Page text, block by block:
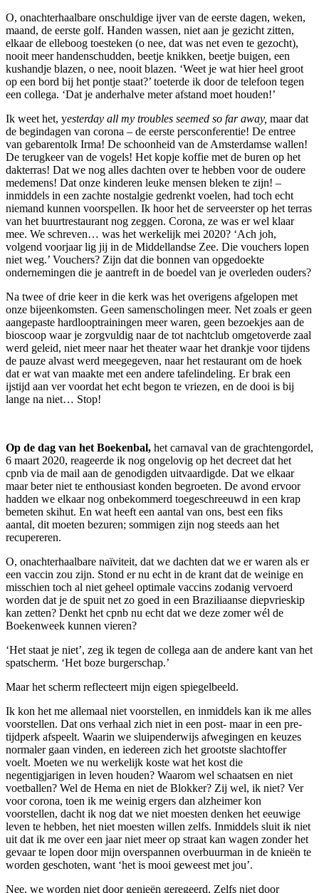
O, onachterhaalbare onschuldige ijver van de eerste dagen, weken,
maand, de eerste golf. Handen wassen, niet aan je gezicht zitten,
elkaar de elleboog toesteken (o nee, dat was net even te gezocht),
nooit meer handenschudden, beetje knikken, beetje buigen, een
kushandje blazen, o nee, nooit blazen. ‘Weet je wat hier heel groot
op een bord bij het pontje staat?’ toeterde ik door de telefoon tegen
een collega. ‘Dat je anderhalve meter afstand moet houden!’
Ik weet het, yesterday all my troubles seemed so far away, maar dat
de begindagen van corona – de eerste persconferentie! De entree
van gebarentolk Irma! De schoonheid van de Amsterdamse wallen!
De terugkeer van de vogels! Het kopje koffie met de buren op het
dakterras! Dat we nog alles dachten over te hebben voor de oudere
medemens! Dat onze kinderen leuke mensen bleken te zijn! –
inmiddels in een zachte nostalgie gedrenkt voelen, had toch echt
niemand kunnen voorspellen. Ik hoor het de serveerster op het terras
van het buurtrestaurant nog zeggen. Corona, ze was er wel klaar
mee. We schreven… was het werkelijk mei 2020? ‘Ach joh,
volgend voorjaar lig jij in de Middellandse Zee. Die vouchers lopen
niet weg.’ Vouchers? Zijn dat die bonnen van opgedoekte
ondernemingen die je aantreft in de boedel van je overleden ouders?
Na twee of drie keer in die kerk was het overigens afgelopen met
onze bijeenkomsten. Geen samenscholingen meer. Net zoals er geen
aangepaste hardlooptrainingen meer waren, geen bezoekjes aan de
bioscoop waar je zorgvuldig naar de tot nachtclub omgetoverde zaal
werd geleid, niet meer naar het theater waar het drankje voor tijdens
de pauze alvast werd meegegeven, naar het restaurant om de hoek
dat er wat van maakte met een andere tafelindeling. Er brak een
ijstijd aan ver voordat het echt begon te vriezen, en de dooi is bij
lange na niet… Stop!
Op de dag van het Boekenbal, het carnaval van de grachtengordel,
6 maart 2020, reageerde ik nog ongelovig op het decreet dat het
cpnb via de mail aan de genodigden uitvaardigde. Dat we elkaar
maar beter niet te enthousiast konden begroeten. De avond ervoor
hadden we elkaar nog onbekommerd toegeschreeuwd in een krap
bemeten skihut. En wat heeft een aantal van ons, best een fiks
aantal, dit moeten bezuren; sommigen zijn nog steeds aan het
recupereren.
O, onachterhaalbare naïviteit, dat we dachten dat we er waren als er
een vaccin zou zijn. Stond er nu echt in de krant dat de weinige en
misschien toch al niet geheel optimale vaccins zodanig vervoerd
worden dat je de spuit net zo goed in een Braziliaanse diepvrieskip
kan zetten? Denkt het cpnb nu echt dat we deze zomer wél de
Boekenweek kunnen vieren?
‘Het staat je niet’, zeg ik tegen de collega aan de andere kant van het
spatscherm. ‘Het boze burgerschap.’
Maar het scherm reflecteert mijn eigen spiegelbeeld.
Ik kon het me allemaal niet voorstellen, en inmiddels kan ik me alles
voorstellen. Dat ons verhaal zich niet in een post- maar in een pre-
tijdperk afspeelt. Waarin we sluipenderwijs afwegingen en keuzes
normaler gaan vinden, en iedereen zich het grootste slachtoffer
voelt. Moeten we nu werkelijk koste wat het kost die
negentigjarigen in leven houden? Waarom wel schaatsen en niet
voetballen? Wel de Hema en niet de Blokker? Zij wel, ik niet? Ver
voor corona, toen ik me weinig ergers dan alzheimer kon
voorstellen, dacht ik nog dat we niet moesten denken het eeuwige
leven te hebben, het niet moesten willen zelfs. Inmiddels sluit ik niet
uit dat ik me over een jaar niet meer op straat kan wagen zonder het
gevaar te lopen door mijn overspannen overbuurman in de knieën te
worden geschoten, want ‘het is mooi geweest met jou’.
Nee, we worden niet door genieën geregeerd. Zelfs niet door